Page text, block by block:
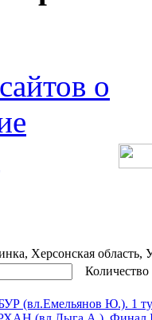
Херсонская область,
(вл.Емельянов Ю.). 1